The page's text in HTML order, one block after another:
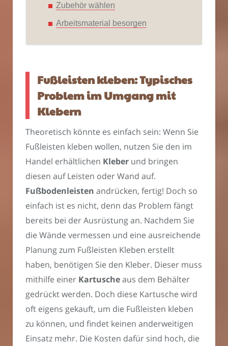
Zubehör wählen
Arbeitsmaterial besorgen
Fußleisten kleben: Typisches
Problem im Umgang mit
Klebern
Theoretisch könnte es einfach sein: Wenn Sie
Fußleisten kleben wollen, nutzen Sie den im
Handel erhältlichen Kleber und bringen
diesen auf Leisten oder Wand auf.
Fußbodenleisten andrücken, fertig! Doch so
einfach ist es nicht, denn das Problem fängt
bereits bei der Ausrüstung an. Nachdem Sie
die Wände vermessen und eine ausreichende
Planung zum Fußleisten Kleben erstellt
haben, benötigen Sie den Kleber. Dieser muss
mithilfe einer Kartuscheaus dem Behälter
gedrückt werden. Doch diese Kartusche wird
oft eigens gekauft, um die Fußleisten kleben
zu können, und findet keinen anderweitigen
Einsatz mehr. Die Kosten dafür sind hoch, die